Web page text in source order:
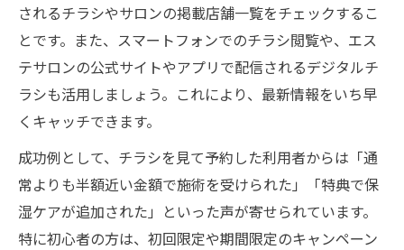
されるチラシやサロンの掲載店舗一覧をチェックするこ
とです。また、スマートフォンでのチラシ閲覧や、エス
テサロンの公式サイトやアプリで配信されるデジタルチ
ラシも活用しましょう。これにより、最新情報をいち早
くキャッチできます。
成功例として、チラシを見て予約した利用者からは「通
常よりも半額近い金額で施術を受けられた」「特典で保
湿ケアが追加された」といった声が寄せられています。
特に初心者の方は、初回限定や期間限定のキャンペーン